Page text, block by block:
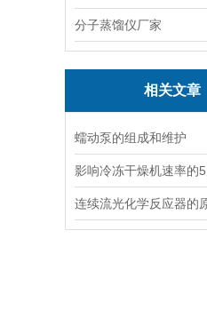
分子蒸馏仪厂家
相关文章
蠕动泵的组成和维护
影响冷冻干燥机速率的
连续流光化学反应器的